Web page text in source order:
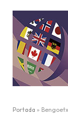
Portada »